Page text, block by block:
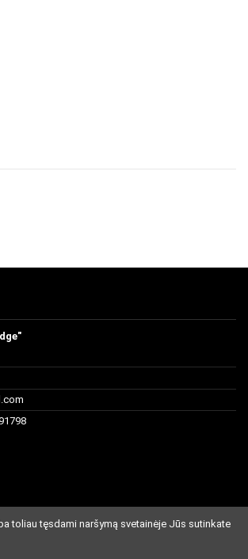
toliau tęsdami naršymą svetainėje Jūs sutinkate